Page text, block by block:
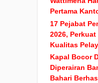
Pertama
17 Pejabat
2026,
Kualitas
Kapal Bocor
Diperairan
Bahari